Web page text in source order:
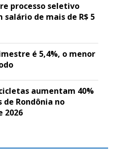
processo seletivo
de mais de R$ 5
é 5,4%, o menor
aumentam 40%
Rondônia no
2026